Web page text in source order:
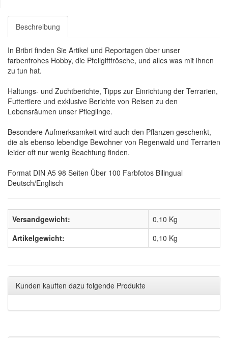
Beschreibung
In Bribri finden Sie Artikel und Reportagen über unser
farbenfrohes Hobby, die Pfeilgiftfrösche, und alles was mit ihnen
zu tun hat.
Haltungs- und Zuchtberichte, Tipps zur Einrichtung der Terrarien,
Futtertiere und exklusive Berichte von Reisen zu den
Lebensräumen unser Pfleglinge.
Besondere Aufmerksamkeit wird auch den Pflanzen geschenkt,
die als ebenso lebendige Bewohner von Regenwald und Terrarien
leider oft nur wenig Beachtung finden.
Format DIN A5 98 Seiten Über 100 Farbfotos Bilingual
Deutsch/Englisch
Versandgewicht:
0,10 Kg
Artikelgewicht:
0,10 Kg
Kunden kauften dazu folgende Produkte